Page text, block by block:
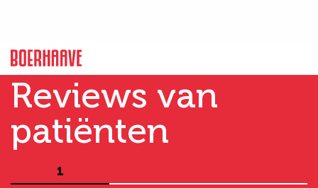
Reviews van
patiënten
1